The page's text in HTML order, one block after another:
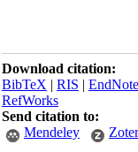
Download citation:
BibTeX|RIS|
RefWorks
Send citation to:
Mendeley